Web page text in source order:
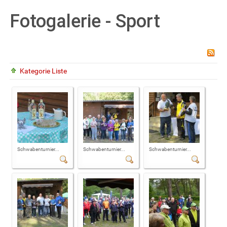
Fotogalerie - Sport
Kategorie Liste
Schwabenturnier... Schwabenturnier... Schwabenturnier...